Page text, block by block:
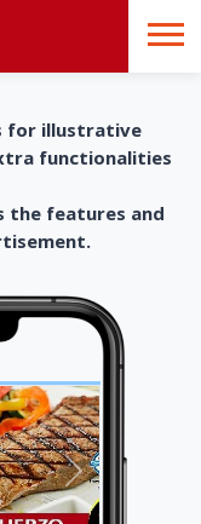
for illustrative
functionalities
the features and